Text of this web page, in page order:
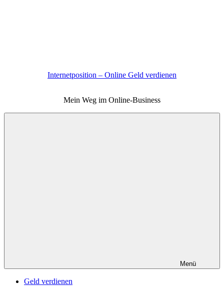
Internetposition – Online Geld verdienen
Mein Weg im Online-Business
Menü
Geld verdienen